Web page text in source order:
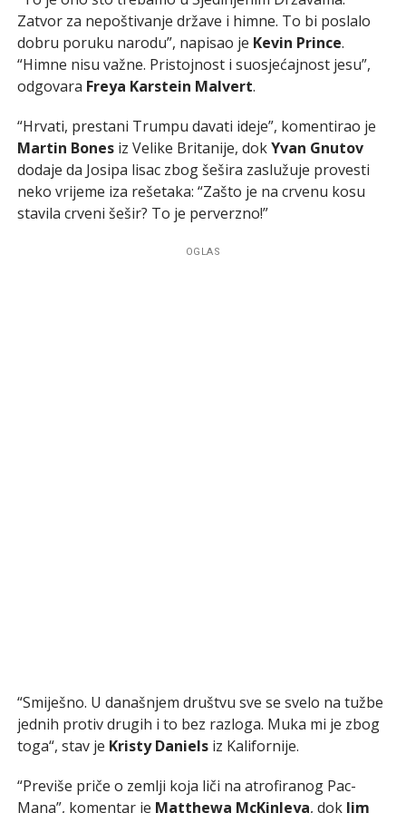
Zatvor za nepoštivanje države i himne. To bi poslalo
dobru poruku narodu”, napisao je Kevin Prince.
“Himne nisu važne. Pristojnost i suosjećajnost jesu”,
odgovara Freya Karstein Malvert.
“Hrvati, prestani Trumpu davati ideje”, komentirao je
Martin Bonesiz Velike Britanije, dokYvan Gnutov
dodaje da Josipa lisac zbog šešira zaslužuje provesti
neko vrijeme iza rešetaka: “Zašto je na crvenu kosu
stavila crveni šešir? To je perverzno!”
OGLAS
“Smiješno. U današnjem društvu sve se svelo na tužbe
jednih protiv drugih i to bez razloga. Muka mi je zbog
toga“, stav je Kristy Danielsiz Kalifornije.
“Previše priče o zemlji koja liči na atrofiranog Pac-
Mana”, komentar je Matthewa McKinleya, dok Jim